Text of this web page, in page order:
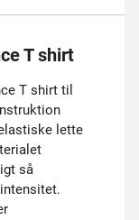
T shirt
T shirt til
lette
så